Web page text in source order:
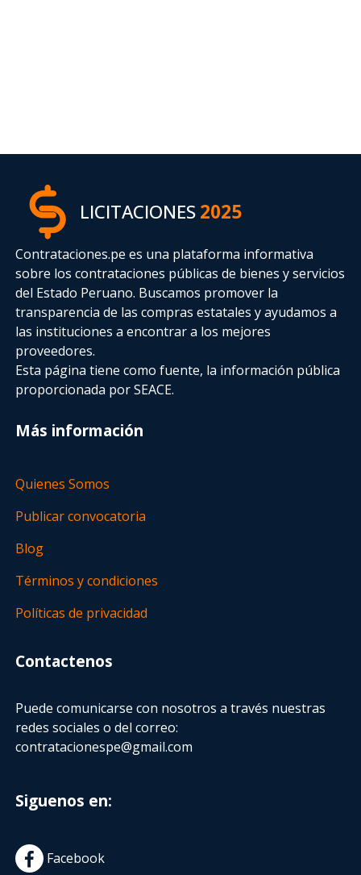
LICITACIONES2025
Contrataciones.pe es una plataforma informativa
sobre los contrataciones públicas de bienes y servicios
del Estado Peruano. Buscamos promover la
transparencia de las compras estatalesy ayudamos a
las instituciones a encontrar a los mejores
proveedores.
Esta página tiene como fuente, la información pública
proporcionada por SEACE.
Más información
Quienes Somos
Publicar convocatoria
Blog
Términos y condiciones
Políticas de privacidad
Contactenos
Puede comunicarse con nosotros a través nuestras
redes sociales o del correo:
contratacionespe@gmail.com
Siguenos en:
Facebook